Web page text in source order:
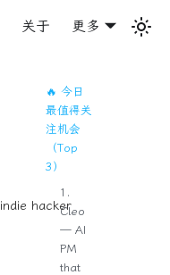
关于 更多
indie hacker
🔥 今日
最值得关
注机会
（Top
3）
1.
Cleo
— AI
PM
that